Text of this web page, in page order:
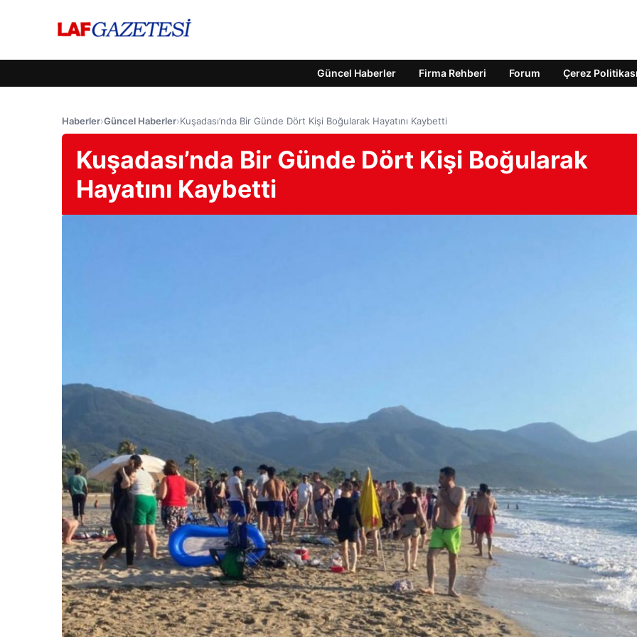
Güncel Haberler Firma Rehberi Forum Çerez Politikası
Haberler›Güncel Haberler›Kuşadası’nda Bir Günde Dört Kişi Boğularak Hayatını Kaybetti
Kuşadası’nda Bir Günde Dört Kişi Boğularak
Hayatını Kaybetti